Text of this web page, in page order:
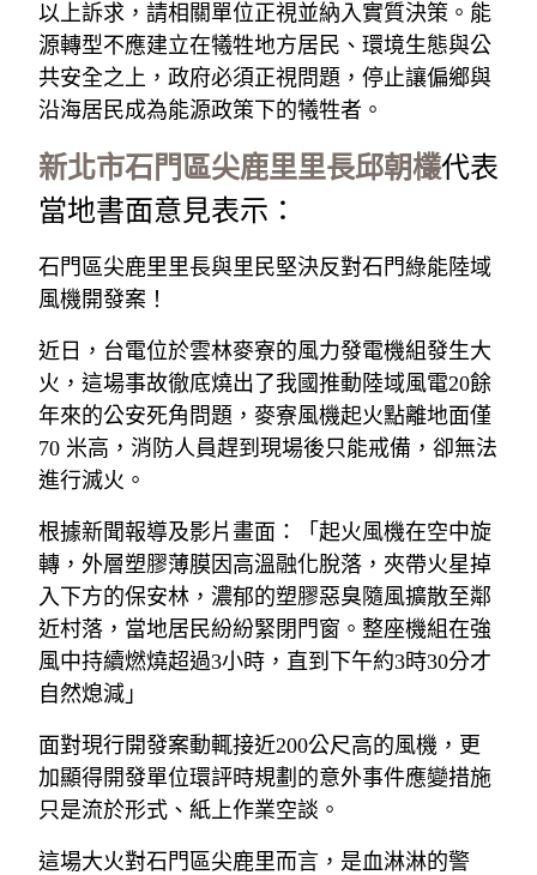
以上訴求，請相關單位正視並納入實質決策。能
源轉型不應建立在犧牲地方居民、環境生態與公
共安全之上，政府必須正視問題，停止讓偏鄉與
沿海居民成為能源政策下的犧牲者。
新北市石門區尖鹿里里長邱朝欉代表
當地書面意見表示：
石門區尖鹿里里長與里民堅決反對石門綠能陸域
風機開發案！
近日，台電位於雲林麥寮的風力發電機組發生大
火，這場事故徹底燒出了我國推動陸域風電20餘
年來的公安死角問題，麥寮風機起火點離地面僅
70 米高，消防人員趕到現場後只能戒備，卻無法
進行滅火。
根據新聞報導及影片畫面：「起火風機在空中旋
轉，外層塑膠薄膜因高溫融化脫落，夾帶火星掉
入下方的保安林，濃郁的塑膠惡臭隨風擴散至鄰
近村落，當地居民紛紛緊閉門窗。整座機組在強
風中持續燃燒超過3小時，直到下午約3時30分才
自然熄減」
面對現行開發案動輒接近200公尺高的風機，更
加顯得開發單位環評時規劃的意外事件應變措施
只是流於形式、紙上作業空談。
這場大火對石門區尖鹿里而言，是血淋淋的警